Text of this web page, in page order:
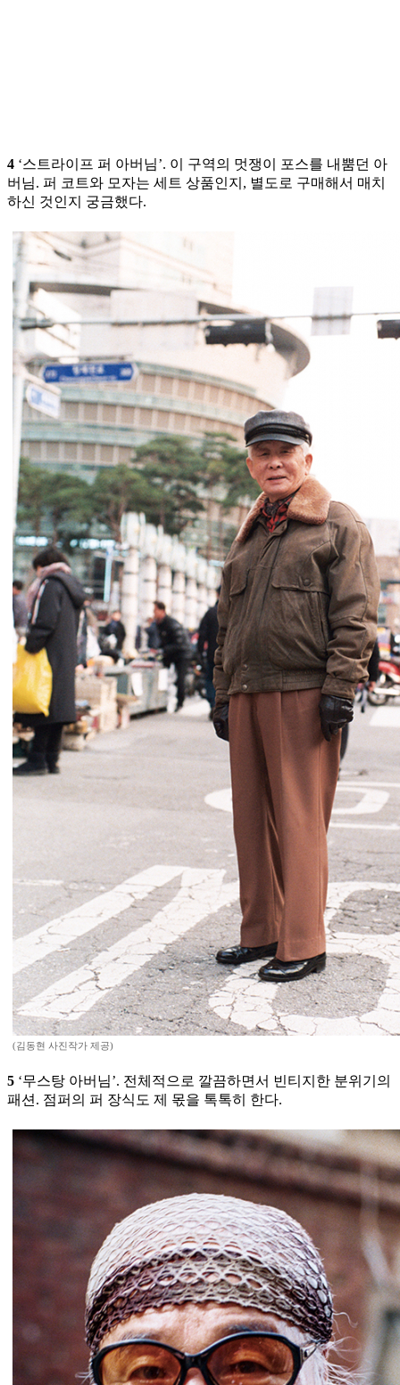
4 ‘스트라이프 퍼 아버님’. 이 구역의 멋쟁이 포스를 내뿜던 아
버님. 퍼 코트와 모자는 세트 상품인지, 별도로 구매해서 매치
하신 것인지 궁금했다.
(김동현 사진작가 제공)
5 ‘무스탕 아버님’. 전체적으로 깔끔하면서 빈티지한 분위기의
패션. 점퍼의 퍼 장식도 제 몫을 톡톡히 한다.